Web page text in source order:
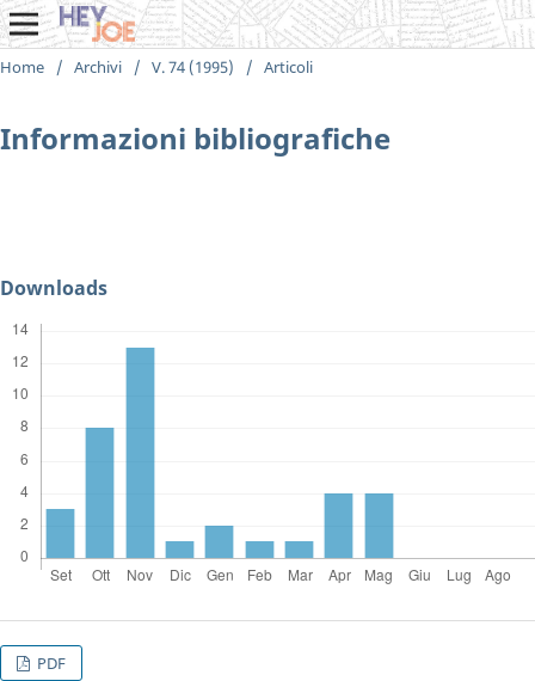
Home / Archivi / V. 74 (1995) / Articoli
Informazioni bibliografiche
Downloads
PDF